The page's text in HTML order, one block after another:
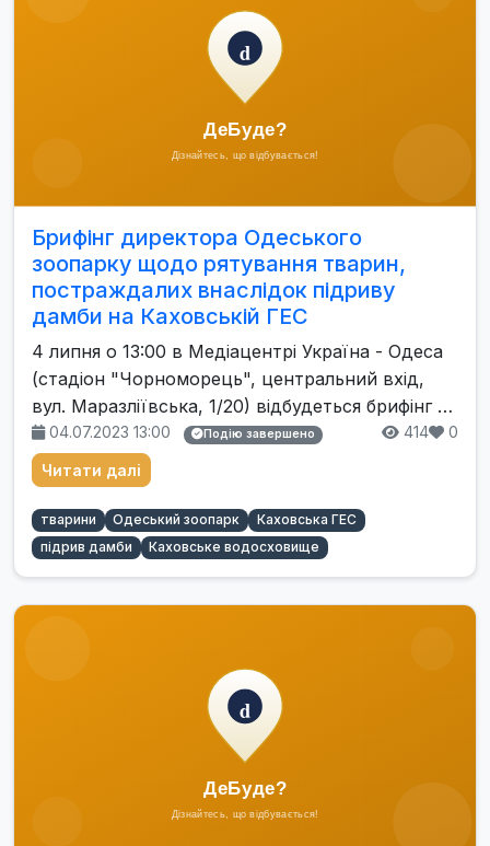
Брифінг директора Одеського
зоопарку щодо рятування тварин,
постраждалих внаслідок підриву
дамби на Каховській ГЕС
4 липня о 13:00 в Медіацентрі Україна - Одеса
(стадіон "Чорноморець", центральний вхід,
вул. Маразліївська, 1/20) відбудеться брифінг …
04.07.2023 13:00 Подію завершено 414 0
Читати далі
тварини Одеський зоопарк
Каховська ГЕС
підрив дамби
Каховське водосховище